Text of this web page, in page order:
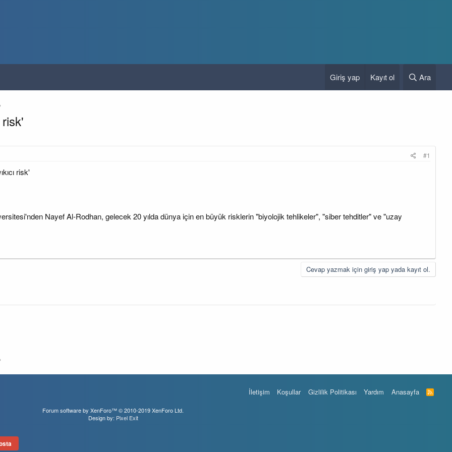
Giriş yap Kayıt ol Ara
risk'
#1
risk'
Nayef Al-Rodhan, gelecek 20 yılda dünya için en büyük risklerin "biyolojik tehlikeler", "siber tehditler" ve "uzay
Cevap yazmak için giriş yap yada kayıt ol.
İletişim Koşullar Gizlilik Politikası Yardım Anasayfa
R
S
Forum software by XenForo™© 2010-2019 XenForo Ltd.
Design by: Pixel Exit